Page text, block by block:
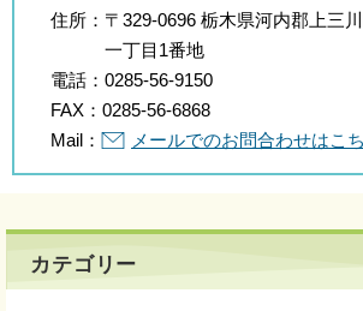
住所： 〒329-0696 栃木県河内郡上三
一丁目1番地
電話： 0285-56-9150
FAX： 0285-56-6868
Mail：
メールでのお問合わせはこ
カテゴリー